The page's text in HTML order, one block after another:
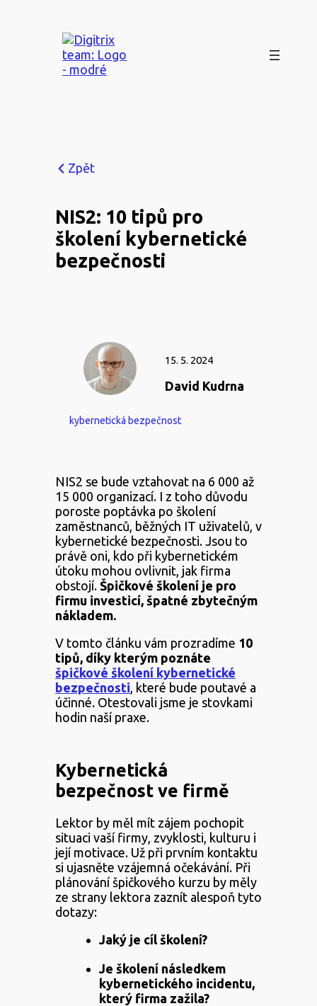
Zpět
NIS2: 10 tipů pro
školení kybernetické
bezpečnosti
15. 5. 2024
David Kudrna
kybernetická bezpečnost
NIS2 se bude vztahovat na 6 000 až
15 000 organizací. I z toho důvodu
poroste poptávka po školení
zaměstnanců, běžných IT uživatelů, v
kybernetické bezpečnosti. Jsou to
právě oni, kdo při kybernetickém
útoku mohou ovlivnit, jak firma
obstojí. Špičkové školení je pro
firmu investicí, špatné zbytečným
nákladem.
V tomto článku vám prozradíme 10
tipů, díky kterým poznáte
špičkové školení kybernetické
bezpečnosti , které bude poutavé a
účinné. Otestovali jsme je stovkami
hodin naší praxe.
Kybernetická
bezpečnost ve firmě
Lektor by měl mít zájem pochopit
situaci vaší firmy, zvyklosti, kulturu i
její motivace. Už při prvním kontaktu
si ujasněte vzájemná očekávání. Při
plánování špičkového kurzu by měly
ze strany lektora zaznít alespoň tyto
dotazy:
Jaký je cíl školení?
Je školení následkem
kybernetického incidentu,
který firma zažila?